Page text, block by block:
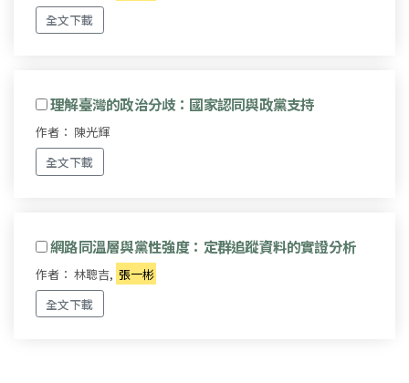
全文下載
理解臺灣的政治分歧：國家認同與政黨支持
作者： 陳光輝
全文下載
網路同溫層與黨性強度：定群追蹤資料的實證分析
作者： 林聰吉, 張一彬
全文下載